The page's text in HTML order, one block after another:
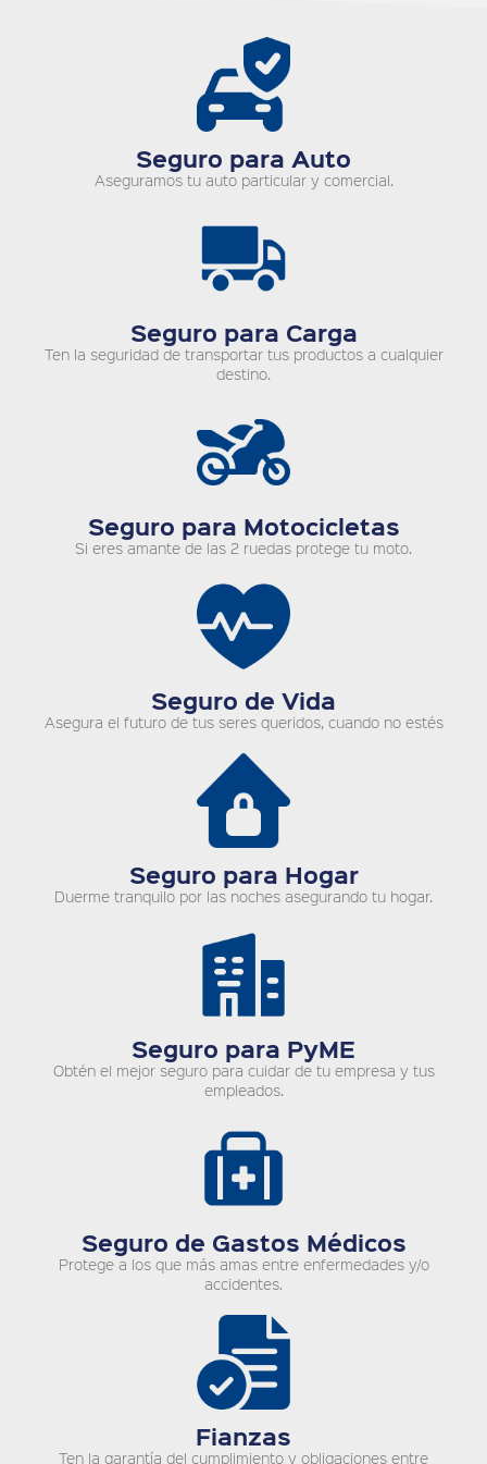
Seguro para Auto
Aseguramos tu auto particular y comercial.
Seguro para Carga
Ten la seguridad de transportar tus productos a cualquier
destino.
Seguro para Motocicletas
Si eres amante de las 2 ruedas protege tu moto.
Seguro de Vida
Asegura el futuro de tus seres queridos, cuando no estés
Seguro para Hogar
Duerme tranquilo por las noches asegurando tu hogar.
Seguro para PyME
Obtén el mejor seguro para cuidar de tu empresa y tus
empleados.
Seguro de Gastos Médicos
Protege a los que más amas entre enfermedades y/o
accidentes.
Fianzas
Ten la garantía del cumplimiento y obligaciones entre